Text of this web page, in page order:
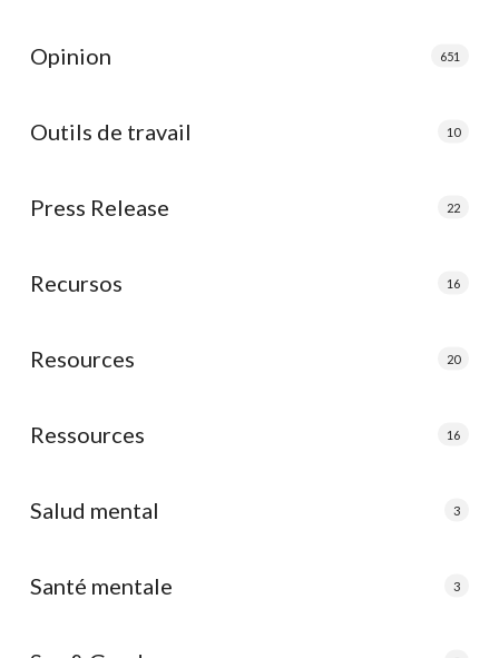
Opinion 651
Outils de travail 10
Press Release 22
Recursos 16
Resources 20
Ressources 16
Salud mental 3
Santé mentale 3